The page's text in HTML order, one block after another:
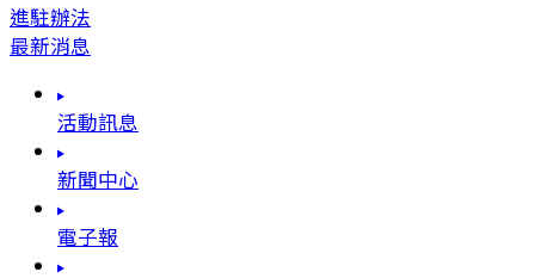
進駐辦法
最新消息
活動訊息
新聞中心
電子報